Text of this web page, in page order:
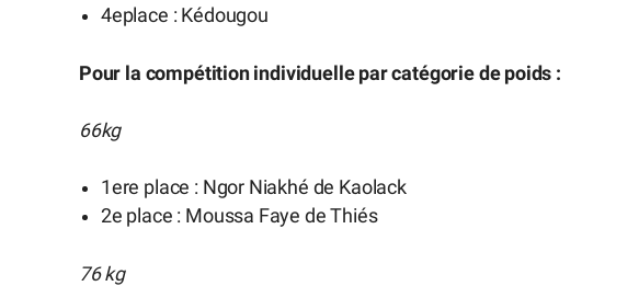
4eplace : Kédougou
Pour la compétition individuelle par catégorie de poids :
66kg
1ere place : Ngor Niakhé de Kaolack
2e place : Moussa Faye de Thiés
76 kg